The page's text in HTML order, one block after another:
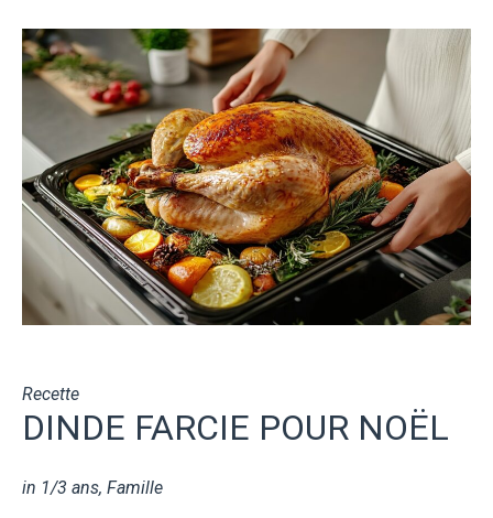
Recette
DINDE FARCIE POUR NOËL
in 1/3 ans, Famille